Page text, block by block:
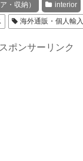
・収納） interior
海外通販・個人輸入
スポンサーリンク